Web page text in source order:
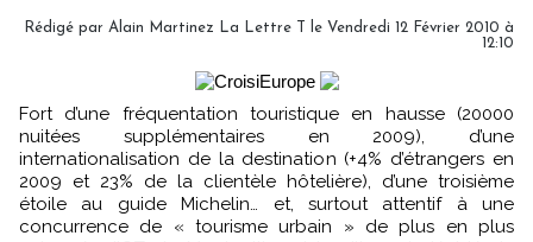
Rédigé par Alain Martinez La Lettre T le Vendredi 12 Février 2010 à
12:10
Fort d’une fréquentation touristique en hausse (20000
nuitées supplémentaires en 2009), d’une
internationalisation de la destination (+4% d’étrangers en
2009 et 23% de la clientèle hôtelière), d’une troisième
étoile au guide Michelin… et, surtout attentif à une
concurrence de « tourisme urbain » de plus en plus